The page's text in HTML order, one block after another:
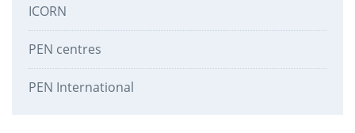
ICORN
PEN centres
PEN International